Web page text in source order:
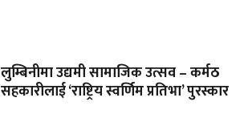
लुम्बिनीमा उद्यमी सामाजिक उत्सव – कर्मठ
सहकारीलाई ‘राष्ट्रिय स्वर्णिम प्रतिभा’ पुरस्कार